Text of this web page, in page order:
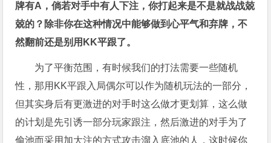
牌有A，倘若对手中有人下注，你打起来是不是就战战兢
兢的？除非你在这种情况中能够做到心平气和弃牌，不
然翻前还是别用KK平跟了。
为了平衡范围，有时候我们的打法需要一些随机
性，那用KK平跟入局偶尔可以作为随机玩法的一部分，
但其实身后有更激进的对手时这么做才更划算，这么做
的计划是先引诱一部分玩家跟注，然后激进的对手为了
偷池而采用加大注的方式攻击溜入底池的人，这时候你